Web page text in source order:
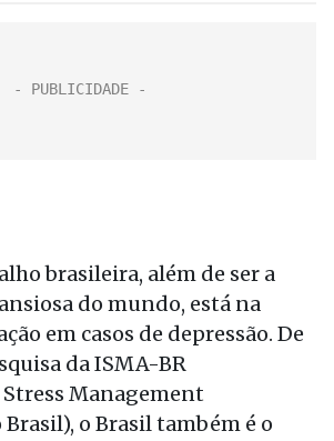
brasileira, além de ser a
do mundo, está na
em casos de depressão. De
da ISMA-BR
Management
o Brasil também é o